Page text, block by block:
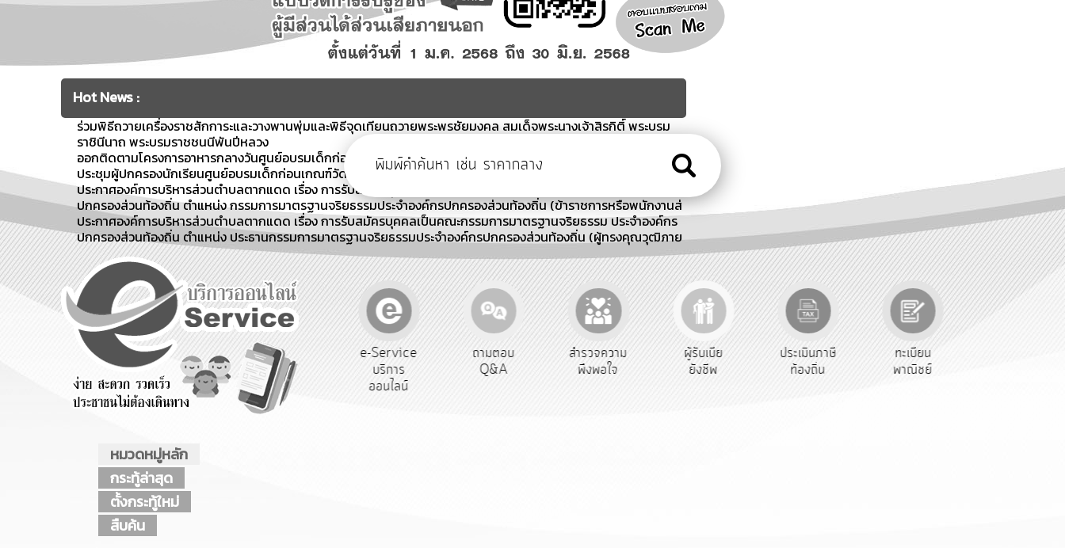
Hot News :
ร่วมพิธีถวายเครื่องราชสักการะและวางพานพุ่มและพิธีจุดเทียนถวายพระพรชัยมงคล สมเด็จพระนางเจ้าสิรกิติ์ พระบรม
ราชินีนาถ พระบรมราชชนนีพันปีหลวง
ออกติดตามโครงการอาหารกลางวันศูนย์อบรมเด็กก่อนเกณฑ์ ฯ ประจำเดือน สิงหาคม 2569
ประชุมผู้ปกครองนักเรียนศูนย์อบรมเด็กก่อนเกณฑ์วัดศรีตัสสาราม
ประกาศองค์การบริหารส่วนตำบลตากแดด เรื่อง การรับสมัครบุคคลเป็นคณะกรรมการมาตรฐานจริยธรรม ประจำองค์กร
ปกครองส่วนท้องถิ่น ตำแหน่ง กรรมการมาตรฐานจริยธรรมประจำองค์กรปกครองส่วนท้องถิ่น (ข้าราชการหรือพนักงานส่
ประกาศองค์การบริหารส่วนตำบลตากแดด เรื่อง การรับสมัครบุคคลเป็นคณะกรรมการมาตรฐานจริยธรรม ประจำองค์กร
ปกครองส่วนท้องถิ่น ตำแหน่ง ประธานกรรมการมาตรฐานจริยธรรมประจำองค์กรปกครองส่วนท้องถิ่น (ผู้ทรงคุณวุฒิภาย
ร้องเรียน
ร้องเรียน
การทุจริต
ร้องเรียน
การบริหาร
ทรัพยากร
บุคคล
e-Service
บริการ
ออนไลน์
ถามตอบ
Q&A
สำรวจความ
พึงพอใจ
ผู้รับเบีย
ยังชีพ
ประเมินภาษี
ท้องถิ่น
ทะเบียน
พาณิชย์
หมวดหมู่หลัก
กระทู้ล่าสุด
ตั้งกระทู้ใหม่
สืบค้น